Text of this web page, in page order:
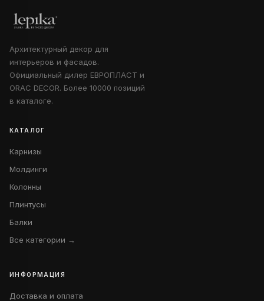
Архитектурный декор для
интерьеров и фасадов.
Официальный дилер ЕВРОПЛАСТ и
ORAC DECOR. Более 10000 позиций
в каталоге.
КАТАЛОГ
Карнизы
Молдинги
Колонны
Плинтусы
Балки
Все категории →
ИНФОРМАЦИЯ
Доставка и оплата